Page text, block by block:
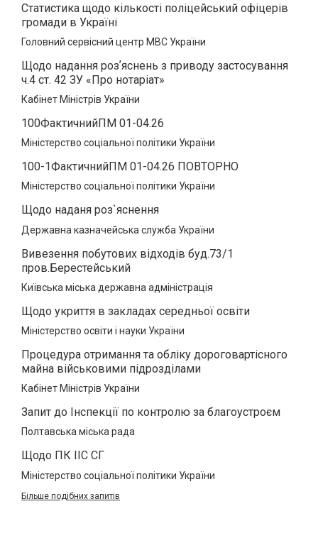
Статистика щодо кількості поліцейський офіцерів
громади в Україні
Головний сервісний центр МВС України
Щодо надання розʼяснень з приводу застосування
ч.4 ст. 42 ЗУ «Про нотаріат»
Кабінет Міністрів України
100ФактичнийПМ 01-04.26
Міністерство соціальної політики України
100-1ФактичнийПМ 01-04.26 ПОВТОРНО
Міністерство соціальної політики України
Щодо наданя роз`яснення
Державна казначейська служба України
Вивезення побутових відходів буд.73/1
пров.Берестейський
Київська міська державна адміністрація
Щодо укриття в закладах середньої освіти
Міністерство освіти і науки України
Процедура отримання та обліку дороговартісного
майна військовими підрозділами
Кабінет Міністрів України
Запит до Інспекції по контролю за благоустроєм
Полтавська міська рада
Щодо ПК ІІС СГ
Міністерство соціальної політики України
Більше подібних запитів